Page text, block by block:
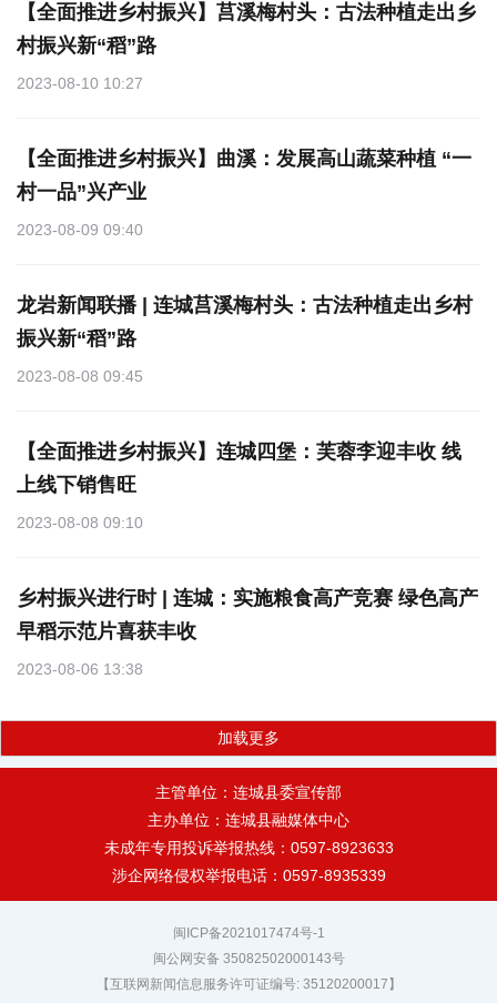
【全面推进乡村振兴】莒溪梅村头：古法种植走出乡
村振兴新“稻”路
2023-08-10 10:27
【全面推进乡村振兴】曲溪：发展高山蔬菜种植 “一
村一品”兴产业
2023-08-09 09:40
龙岩新闻联播 | 连城莒溪梅村头：古法种植走出乡村
振兴新“稻”路
2023-08-08 09:45
【全面推进乡村振兴】连城四堡：芙蓉李迎丰收 线
上线下销售旺
2023-08-08 09:10
乡村振兴进行时 | 连城：实施粮食高产竞赛 绿色高产
早稻示范片喜获丰收
2023-08-06 13:38
加载更多
主管单位：连城县委宣传部
主办单位：连城县融媒体中心
未成年专用投诉举报热线：0597-8923633
涉企网络侵权举报电话：0597-8935339
闽ICP备2021017474号-1
闽公网安备 35082502000143号
【互联网新闻信息服务许可证编号: 35120200017】